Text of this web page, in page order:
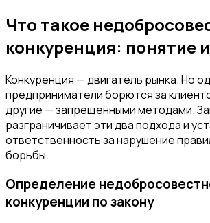
Что такое
конкуренция: понятие
Конкуренция — двигатель рынка. Но
предприниматели борются за
другие — запрещенными методами.
разграничивает эти два подхода и
ответственность за нарушение
борьбы.
Определение
конкуренции по закону